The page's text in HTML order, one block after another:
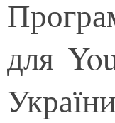
для
України